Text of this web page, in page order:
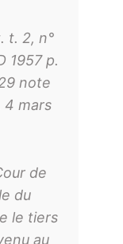
t. 2, n°
1957 p.
note
4 mars
de
du
le tiers
au